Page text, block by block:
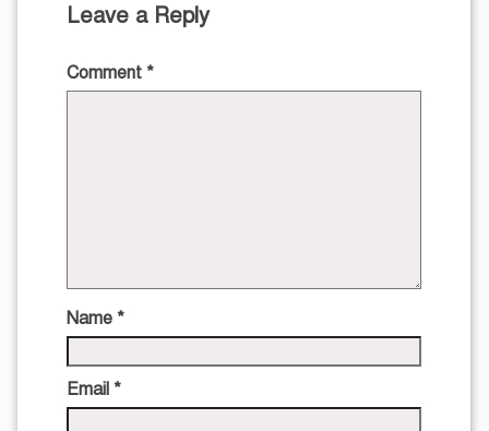
Leave a Reply
Comment *
Name *
Email *